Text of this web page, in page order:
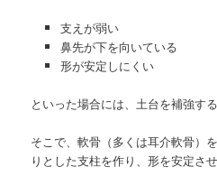
支えが弱い
鼻先が下を向いている
形が安定しにくい
といった場合には、土台を補強す
そこで、軟骨（多くは耳介軟骨）
りとした支柱を作り、形を安定させ